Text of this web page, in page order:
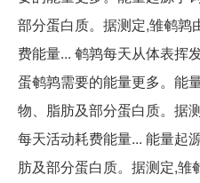
部分蛋白质。据测定,雏鹌鹑
费能量... 鹌鹑每天从体表挥
蛋鹌鹑需要的能量更多。能
物、脂肪及部分蛋白质。据
每天活动耗费能量... 能量起
肪及部分蛋白质。据测定,